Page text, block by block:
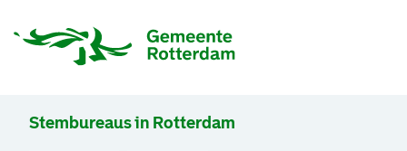
Stembureaus in Rotterdam